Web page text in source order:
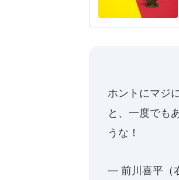
ホントにマジ
と、一度でも
うな！
— 前川喜平（